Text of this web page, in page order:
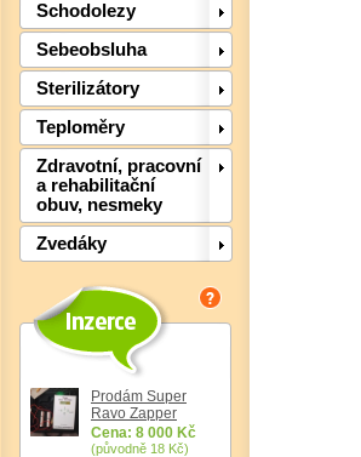
Schodolezy
Sebeobsluha
Sterilizátory
Teploměry
Zdravotní, pracovní
a rehabilitační
obuv, nesmeky
Zvedáky
Prodám Super
Ravo Zapper
Cena: 8 000 Kč
(původně 18 Kč)